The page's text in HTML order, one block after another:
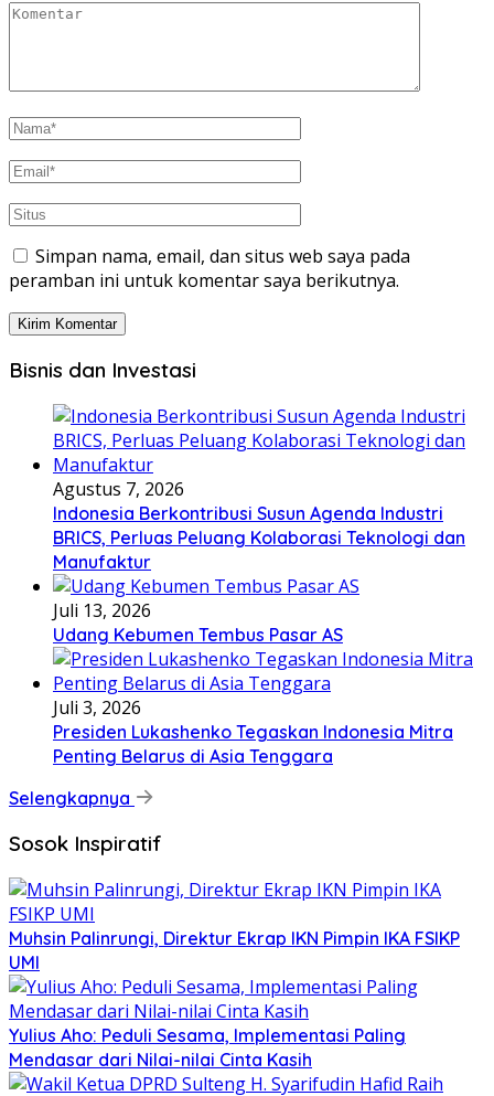
Simpan nama, email, dan situs web saya pada
peramban ini untuk komentar saya berikutnya.
Bisnis dan Investasi
Agustus 7, 2026
Indonesia Berkontribusi Susun Agenda Industri
BRICS, Perluas Peluang Kolaborasi Teknologi dan
Manufaktur
Juli 13, 2026
Udang Kebumen Tembus Pasar AS
Juli 3, 2026
Presiden Lukashenko Tegaskan Indonesia Mitra
Penting Belarus di Asia Tenggara
Selengkapnya
Sosok Inspiratif
Muhsin Palinrungi, Direktur Ekrap IKN Pimpin IKA FSIKP
UMI
Yulius Aho: Peduli Sesama, Implementasi Paling
Mendasar dari Nilai-nilai Cinta Kasih